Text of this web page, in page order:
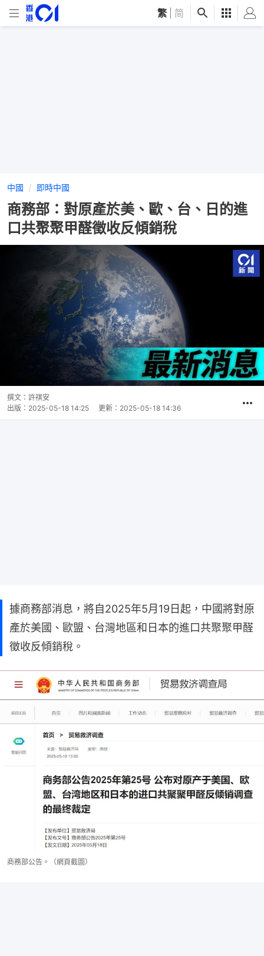
繁 简
中國 即時中國
商務部：對原產於美、歐、台、日的進
口共聚聚甲醛徵收反傾銷稅
撰文： 許祺安
出版： 2025-05-18 14:25 更新： 2025-05-18 14:36
據商務部消息，將自2025年5月19日起，中國將對原
產於美國、歐盟、台灣地區和日本的進口共聚聚甲醛
徵收反傾銷稅。
商務部公告。（網頁截圖）